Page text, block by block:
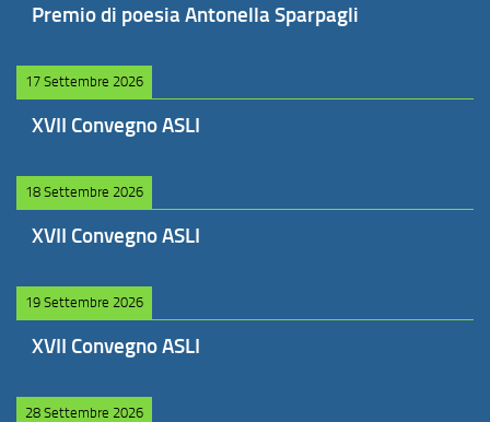
Premio di poesia Antonella Sparpagli
17 Settembre 2026
XVII Convegno ASLI
18 Settembre 2026
XVII Convegno ASLI
19 Settembre 2026
XVII Convegno ASLI
28 Settembre 2026